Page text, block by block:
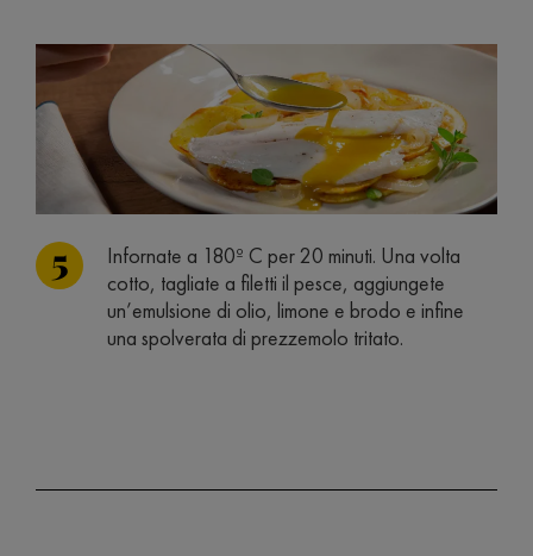
Infornate a 180º C per 20 minuti. Una volta
cotto, tagliate a filetti il pesce, aggiungete
un’emulsione di olio, limone e brodo e infine
una spolverata di prezzemolo tritato.